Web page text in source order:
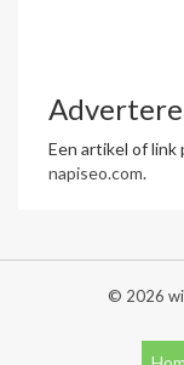
Een artikel of link
napiseo.com.
© 2026